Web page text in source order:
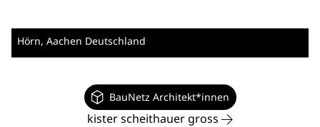
Hörn, Aachen Deutschland
BauNetz Architekt*innen
kister scheithauer gross